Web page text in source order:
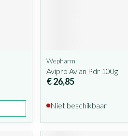
Wepharm
Avipro Avian Pdr 100g
€ 26,85
Niet beschikbaar